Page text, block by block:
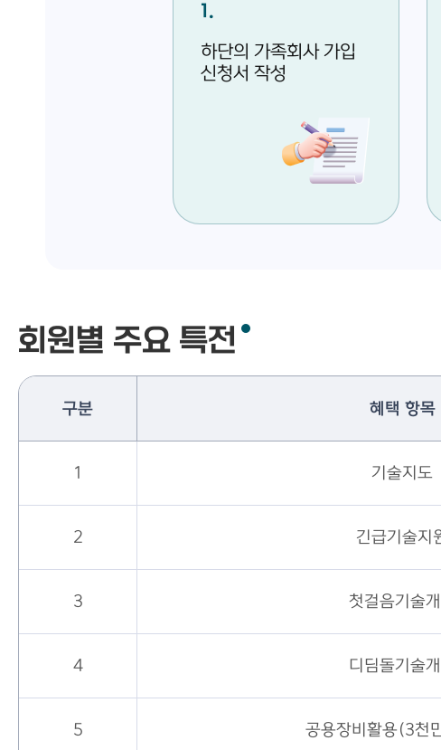
1
하단의 가족회사 가입
신청서 작성
회원별 주요 특전
구분 혜택 항목
1 기술지도
2 긴급기술지
3 첫걸음기술
4 디딤돌기술
5 공용장비활용(3천